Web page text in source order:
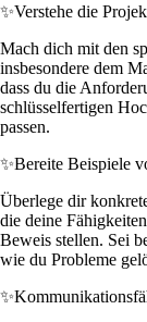
✨Verstehe die
Mach dich mit den
insbesondere dem
dass du die
schlüsselfertigen
passen.
✨Bereite Beispiele
Überlege dir
die deine
Beweis stellen. Sei
wie du Probleme
✨